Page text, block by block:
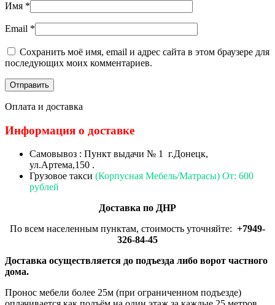
Имя *
Email *
Сохранить моё имя, email и адрес сайта в этом браузере для
последующих моих комментариев.
Оплата и доставка
Информация о доставке
Самовывоз : Пункт выдачи № 1 г.Донецк,
ул.Артема,150 .
Грузовое такси (Корпусная Мебель/Матрасы) От: 600
рублей
Доставка по ДНР
По всем населенным пунктам, стоимость уточняйте: +7949-
326-84-45
Доставка осуществляется до подъезда либо ворот частного
дома.
Пронос мебели более 25м (при ограниченном подъезде)